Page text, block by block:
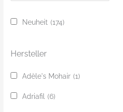
Neuheit (174)
Hersteller
Adèle's Mohair (1)
Adriafil (6)